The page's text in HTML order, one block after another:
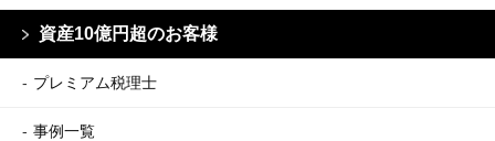
資産10億円超のお客様
プレミアム税理士
事例一覧